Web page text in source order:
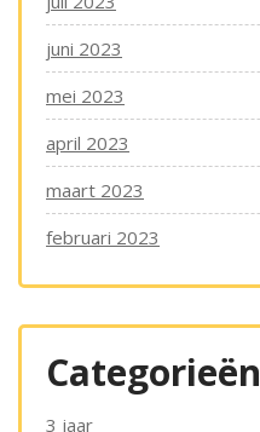
juni 2023
mei 2023
april 2023
maart 2023
februari 2023
Categorieën
3 jaar